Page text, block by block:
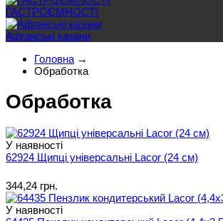
ГАСТРОЄМНОСТІ
Афганські казани
Головна →
Обработка
Обработка
У наявності
62924 Щипці універсальні Lacor (24 см)
344,24 грн.
У наявності